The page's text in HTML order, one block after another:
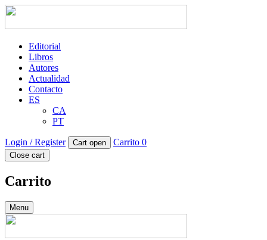
Editorial
Libros
Autores
Actualidad
Contacto
ES
CA
PT
Login / Register Cart open Carrito 0
Close cart
Carrito
Menu